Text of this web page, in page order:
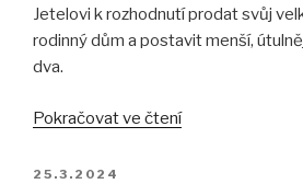
Jetelovi k rozhodnutí prodat svůj
rodinný dům a postavit menší,
dva.
Pokračovat ve čtení„Nový
PUBLIKOVÁNO
25.3.2024